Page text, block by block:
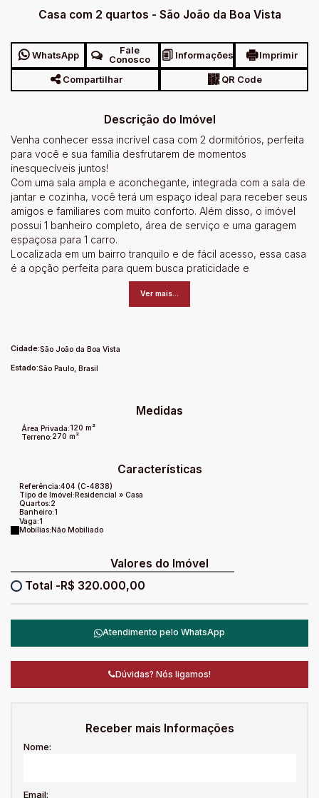
Casa com 2 quartos - São João da Boa Vista
WhatsApp
Fale
Conosco
Informações Imprimir
Compartilhar QR Code
Descrição do Imóvel
Venha conhecer essa incrível casa com 2 dormitórios, perfeita
para você e sua família desfrutarem de momentos
inesquecíveis juntos!
Com uma sala ampla e aconchegante, integrada com a sala de
jantar e cozinha, você terá um espaço ideal para receber seus
amigos e familiares com muito conforto. Além disso, o imóvel
possui 1 banheiro completo, área de serviço e uma garagem
espaçosa para 1 carro.
Localizada em um bairro tranquilo e de fácil acesso, essa casa
é a opção perfeita para quem busca praticidade e
comodidade no dia a dia. Não perca essa oportunidade única
de adquirir o lar dos seus sonhos! Agende agora mesmo uma
visita e apaixone-se por cada detalhe deste imóvel
Ver mais...
Cidade:São João da Boa Vista
Estado:São Paulo, Brasil
Medidas
Área Privada:120 m²
Terreno:270 m²
Características
Referência:404(C-4838)
Tipo de Imóvel:Residencial» Casa
Quartos:2
Banheiro:1
Vaga:1
Mobílias:Não Mobiliado
Valores do Imóvel
R$ 320.000,00
Atendimento pelo WhatsApp
Dúvidas? Nós ligamos!
Receber mais Informações
Nome:
Email: